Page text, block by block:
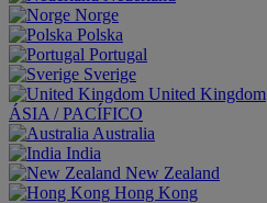
Norge
Polska
Portugal
Sverige
United Kingdom
ÁSIA / PACÍFICO
Australia
India
New Zealand
Hong Kong